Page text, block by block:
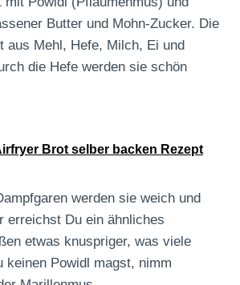
Butter und Mohn-Zucker. Die
aus Mehl, Hefe, Milch, Ei und
die Hefe werden sie schön
Brot selber backen Rezept
werden sie weich und
erreichst Du ein ähnliches
etwas knuspriger, was viele
keinen Powidl magst, nimm